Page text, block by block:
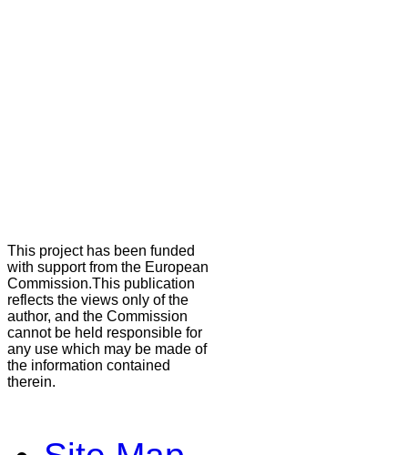
This project has been funded
with support from the European
Commission.This publication
reflects the views only of the
author, and the Commission
cannot be held responsible for
any use which may be made of
the information contained
therein.